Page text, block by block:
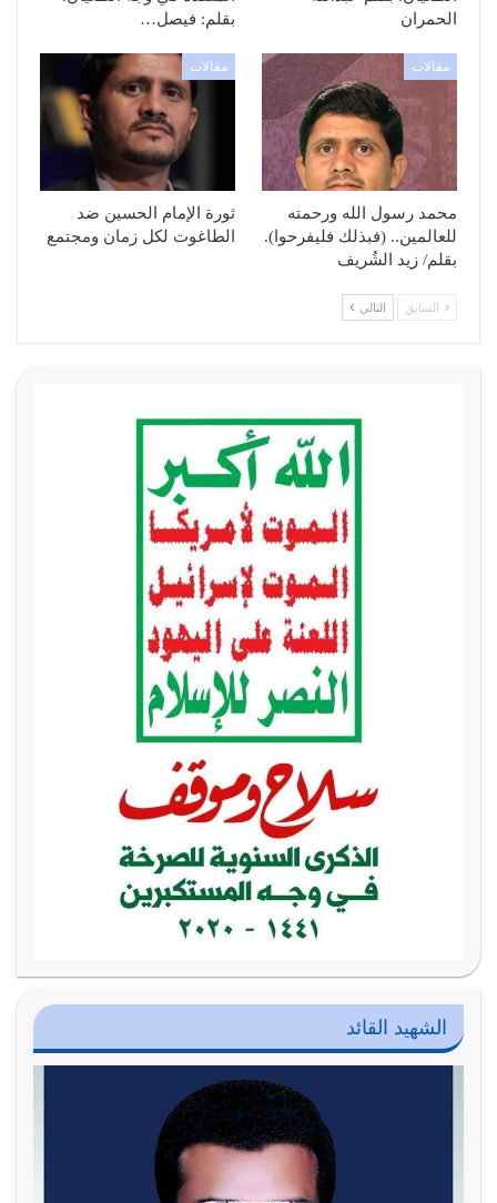
الحمران
بقلم: فيصل…
مقالات
محمد رسول الله ورحمته
للعالمين.. (فبذلك فليفرحوا).
بقلم/ زيد الشُريف
مقالات
ثورة الإمام الحسين ضد
الطاغوت لكل زمان ومجتمع
السابق التالي
الشهيد القائد